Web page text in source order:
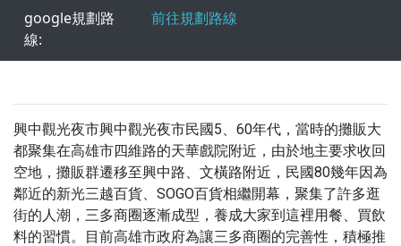
google規劃路
線:
前往規劃路線
興中觀光夜市興中觀光夜市民國5、60年代，當時的攤販大
都聚集在高雄市四維路的天華戲院附近，由於地主要求收回
空地，攤販群遷移至興中路、文橫路附近，民國80幾年因為
鄰近的新光三越百貨、SOGO百貨相繼開幕，聚集了許多逛
街的人潮，三多商圈逐漸成型，養成大家到這裡用餐、買飲
料的習慣。目前高雄市政府為讓三多商圈的完善性，積極推